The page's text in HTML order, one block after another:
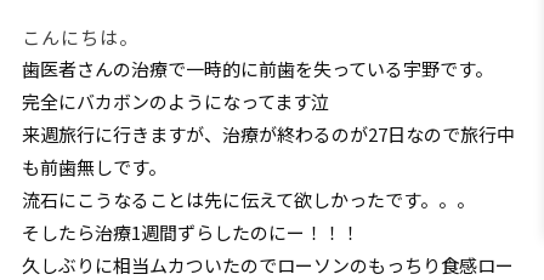
こんにちは。
歯医者さんの治療で一時的に前歯を失っている宇野です。
完全にバカボンのようになってます泣
来週旅行に行きますが、治療が終わるのが27日なので旅行中
も前歯無しです。
流石にこうなることは先に伝えて欲しかったです。。。
そしたら治療1週間ずらしたのにー！！！
久しぶりに相当ムカついたのでローソンのもっちり食感ロー